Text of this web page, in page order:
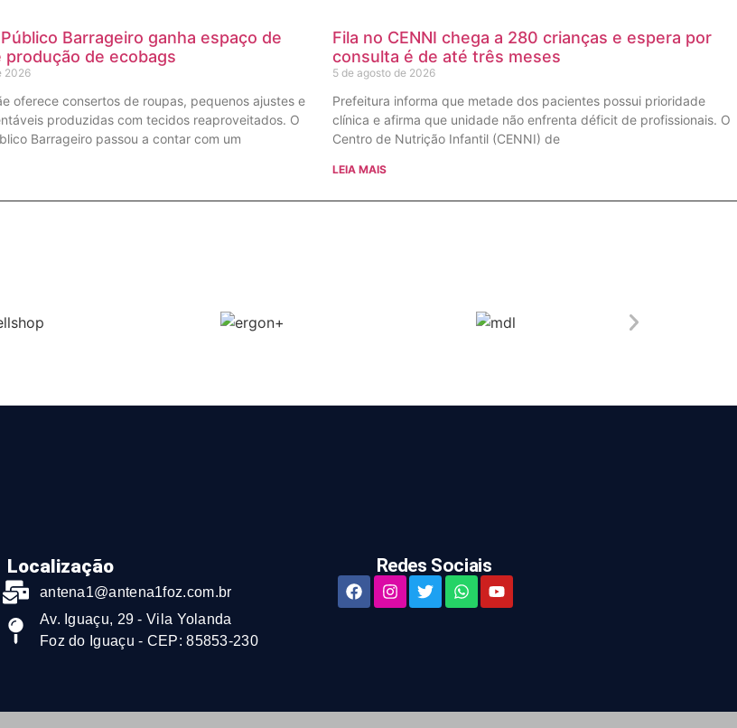
Barrageiro ganha espaço de
produção de ecobags
2026
oferece consertos de roupas, pequenos ajustes e
produzidas com tecidos reaproveitados. O
Barrageiro passou a contar com um
Fila no CENNI chega a 280 crianças e espera por
consulta é de até três meses
5 de agosto de 2026
Prefeitura informa que metade dos pacientes possui prioridade
clínica e afirma que unidade não enfrenta déficit de profissionais. O
Centro de Nutrição Infantil (CENNI) de
LEIA MAIS
Localização
antena1@antena1foz.com.br
Av. Iguaçu, 29 - Vila Yolanda
Foz do Iguaçu - CEP: 85853-230
Redes Sociais